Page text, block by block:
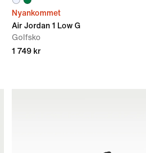
Nyankommet
Air Jordan 1 Low G
Golfsko
1 749 kr